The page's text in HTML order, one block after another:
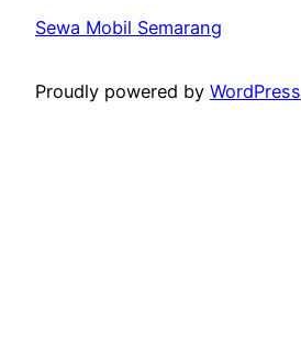
Sewa Mobil Semarang
Proudly powered by WordPress